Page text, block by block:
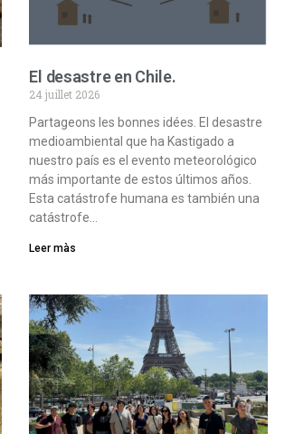
El desastre en Chile.
24 juillet 2026
Partageons les bonnes idées. El desastre
medioambiental que ha Kastigado a
nuestro país es el evento meteorológico
más importante de estos últimos años.
Esta catástrofe humana es también una
catástrofe…
Leer màs